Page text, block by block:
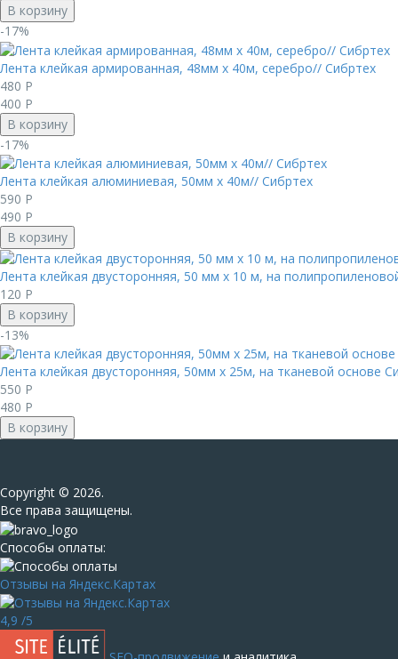
В корзину
-17%
Лента клейкая армированная, 48мм х 40м, серебро// Сибртех
480 Р
400 Р
В корзину
-17%
Лента клейкая алюминиевая, 50мм х 40м// Сибртех
590 Р
490 Р
В корзину
Лента клейкая двусторонняя, 50 мм х 10 м, на
120 Р
В корзину
-13%
Лента клейкая двусторонняя, 50мм х 25м, на тканевой основе
550 Р
480 Р
В корзину
Сopyright © 2026.
Все права защищены.
Способы оплаты:
Отзывы на Яндекс.Картах
4,9 /5